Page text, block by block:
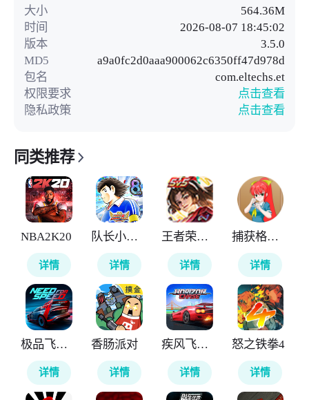
大小
564.36M
时间
2026-08-07 18:45:02
版本
3.5.0
MD5
a9a0fc2d0aaa900062c6350ff47d978d
包名
com.eltechs.et
权限要求
点击查看
隐私政策
点击查看
同类推荐
NBA2K20
详情
队长小翼最强十一人
详情
王者荣耀全球国际服
详情
捕获格斗娘
详情
极品飞车无极限
详情
香肠派对
详情
疾风飞车世界
详情
怒之铁拳4
详情